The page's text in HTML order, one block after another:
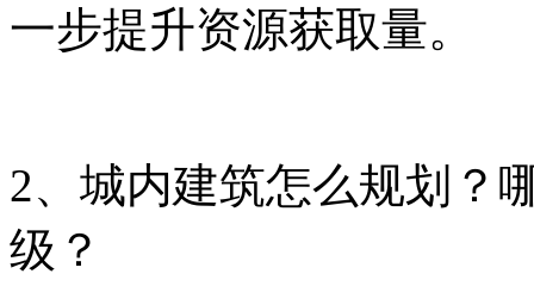
一步提升资源获取量。
2、城内建筑怎么规划？
级？